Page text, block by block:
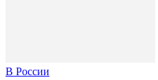
В России